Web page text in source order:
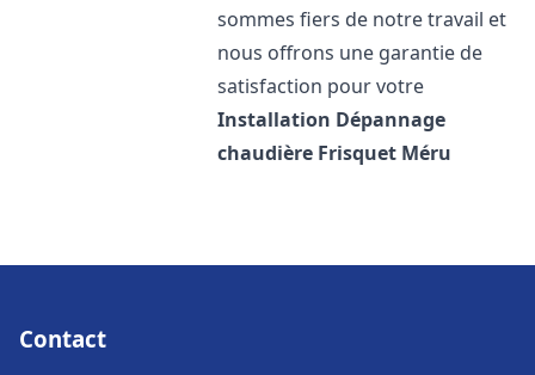
sommes fiers de notre travail et
nous offrons une garantie de
satisfaction pour votre
Installation Dépannage
chaudière Frisquet Méru
Contact